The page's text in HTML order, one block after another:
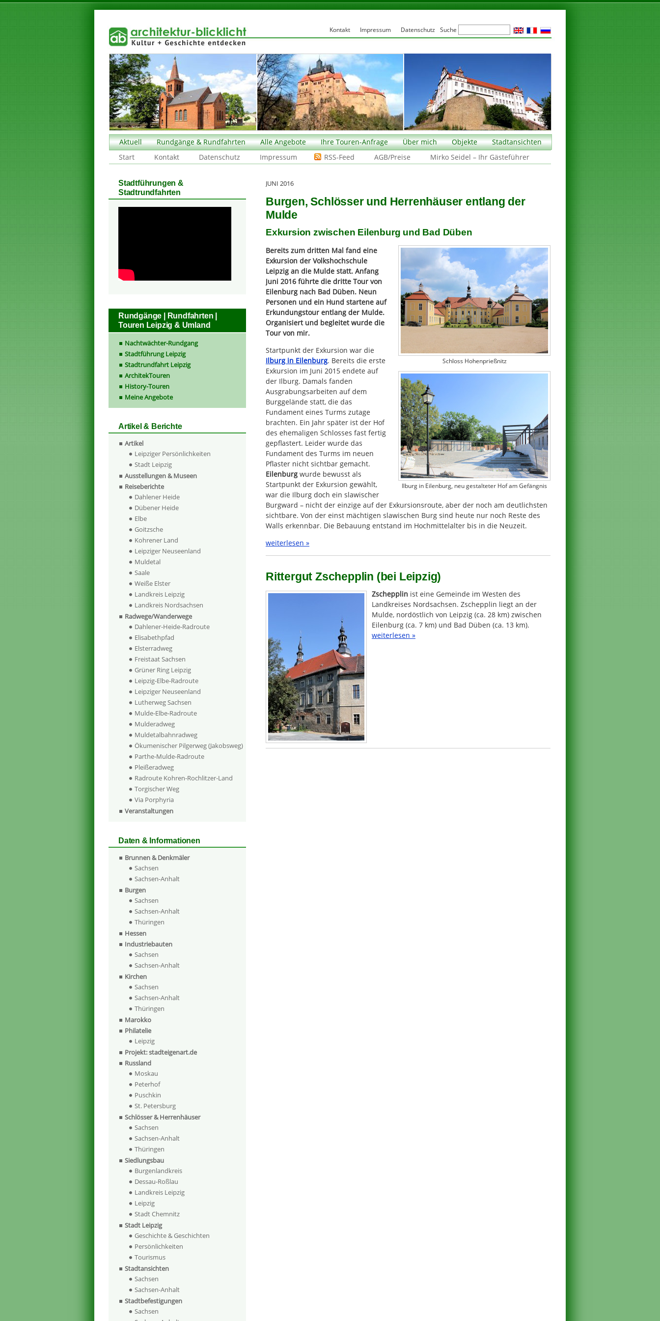
Aktuell Rundgänge & Rundfahrten Alle Angebote Ihre Touren-Anfrage Über mich Objekte
Stadtansichten
Start
Kontakt Datenschutz Impressum RSS-Feed AGB/Preise Mirko Seidel – Ihr Gästeführer
JUNI 2016
Burgen, Schlösser und Herrenhäuser entlang der
Mulde
Exkursion zwischen Eilenburg und Bad Düben
Schloss Hohenprießnitz
Bereits zum dritten Mal fand eine
Exkursion der Volkshochschule
Leipzig an die Mulde statt. Anfang
Juni 2016 führte die dritte Tour von
Eilenburg nach Bad Düben. Neun
Personen und ein Hund startene auf
Erkundungstour entlang der Mulde.
Organisiert und begleitet wurde die
Tour von mir.
Ilburg in Eilenburg, neu gestalteter Hof am Gefängnis
Startpunkt der Exkursion war die
Ilburg in Eilenburg. Bereits die erste
Exkursion im Juni 2015 endete auf
der Ilburg. Damals fanden
Ausgrabungsarbeiten auf dem
Burggelände statt, die das
Fundament eines Turms zutage
brachten. Ein Jahr später ist der Hof
des ehemaligen Schlosses fast fertig
gepflastert. Leider wurde das
Fundament des Turms im neuen
Pflaster nicht sichtbar gemacht.
Eilenburg wurde bewusst als
Startpunkt der Exkursion gewählt,
war die Ilburg doch ein slawischer
Burgward – nicht der einzige auf der Exkursionsroute, aber der noch am deutlichsten
sichtbare. Von der einst mächtigen slawischen Burg sind heute nur noch Reste des
Walls erkennbar. Die Bebauung entstand im Hochmittelalter bis in die Neuzeit.
weiterlesen »
Rittergut Zschepplin (bei Leipzig)
Zschepplin ist eine Gemeinde im Westen des
Landkreises Nordsachsen. Zschepplin liegt an der
Mulde, nordöstlich von Leipzig (ca. 28 km) zwischen
Eilenburg (ca. 7 km) und Bad Düben (ca. 13 km).
weiterlesen »
Stadtführungen &
Stadtrundfahrten
Rundgänge | Rundfahrten |
Touren Leipzig & Umland
Nachtwächter-Rundgang
Stadtführung Leipzig
Stadtrundfahrt Leipzig
ArchitekTouren
History-Touren
Meine Angebote
Artikel & Berichte
Artikel
Leipziger Persönlichkeiten
Stadt Leipzig
Ausstellungen & Museen
Reiseberichte
Dahlener Heide
Dübener Heide
Elbe
Goitzsche
Kohrener Land
Leipziger Neuseenland
Muldetal
Saale
Weiße Elster
Landkreis Leipzig
Landkreis Nordsachsen
Radwege/Wanderwege
Dahlener-Heide-Radroute
Elisabethpfad
Elsterradweg
Freistaat Sachsen
Grüner Ring Leipzig
Leipzig-Elbe-Radroute
Leipziger Neuseenland
Lutherweg Sachsen
Mulde-Elbe-Radroute
Mulderadweg
Muldetalbahnradweg
Ökumenischer Pilgerweg (Jakobsweg)
Parthe-Mulde-Radroute
Pleißeradweg
Radroute Kohren-Rochlitzer-Land
Torgischer Weg
Via Porphyria
Veranstaltungen
Daten & Informationen
Brunnen & Denkmäler
Sachsen
Sachsen-Anhalt
Burgen
Sachsen
Sachsen-Anhalt
Thüringen
Hessen
Industriebauten
Sachsen
Sachsen-Anhalt
Kirchen
Sachsen
Sachsen-Anhalt
Thüringen
Marokko
Philatelie
Leipzig
Projekt: stadteigenart.de
Russland
Moskau
Peterhof
Puschkin
St. Petersburg
Schlösser & Herrenhäuser
Sachsen
Sachsen-Anhalt
Thüringen
Siedlungsbau
Burgenlandkreis
Dessau-Roßlau
Landkreis Leipzig
Leipzig
Stadt Chemnitz
Stadt Leipzig
Geschichte & Geschichten
Persönlichkeiten
Tourismus
Stadtansichten
Sachsen
Sachsen-Anhalt
Stadtbefestigungen
Sachsen
Kontakt Impressum Datenschutz Suche